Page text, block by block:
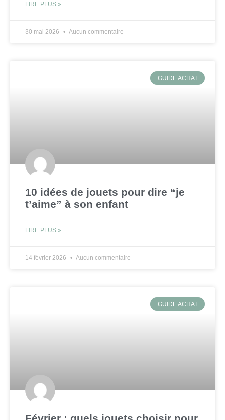
LIRE PLUS »
30 mai 2026 Aucun commentaire
GUIDE ACHAT
10 idées de jouets pour dire “je
t’aime” à son enfant
LIRE PLUS »
14 février 2026 Aucun commentaire
GUIDE ACHAT